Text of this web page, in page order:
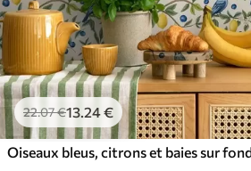
22.07€13.24€